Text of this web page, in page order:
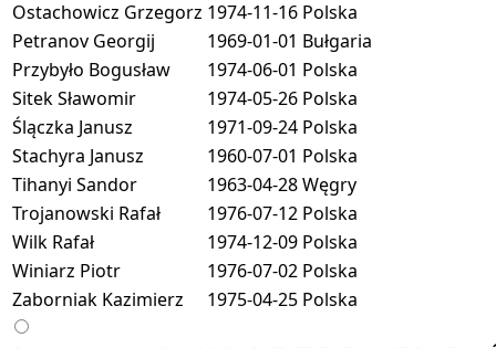
Ostachowicz Grzegorz 1974-11-16 Polska
Petranov Georgij
1969-01-01 Bułgaria
Przybyło Bogusław
1974-06-01 Polska
Sitek Sławomir
1974-05-26 Polska
Ślączka Janusz
1971-09-24 Polska
Stachyra Janusz
1960-07-01 Polska
Tihanyi Sandor
1963-04-28Węgry
Trojanowski Rafał
1976-07-12 Polska
Wilk Rafał
1974-12-09 Polska
Winiarz Piotr
1976-07-02 Polska
Zaborniak Kazimierz
1975-04-25 Polska